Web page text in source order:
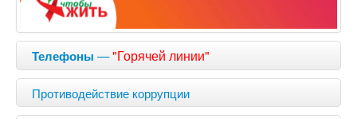
Телефоны —"Горячей линии"
Противодействие коррупции